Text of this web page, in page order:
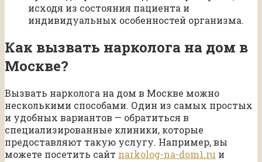
исходя из состояния пациента и
индивидуальных особенностей организма.
Как вызвать нарколога на дом в
Москве?
Вызвать нарколога на дом в Москве можно
несколькими способами. Один из самых простых
и удобных вариантов — обратиться в
специализированные клиники, которые
предоставляют такую услугу. Например, вы
можете посетить сайт narkolog-na-dom1.ru и